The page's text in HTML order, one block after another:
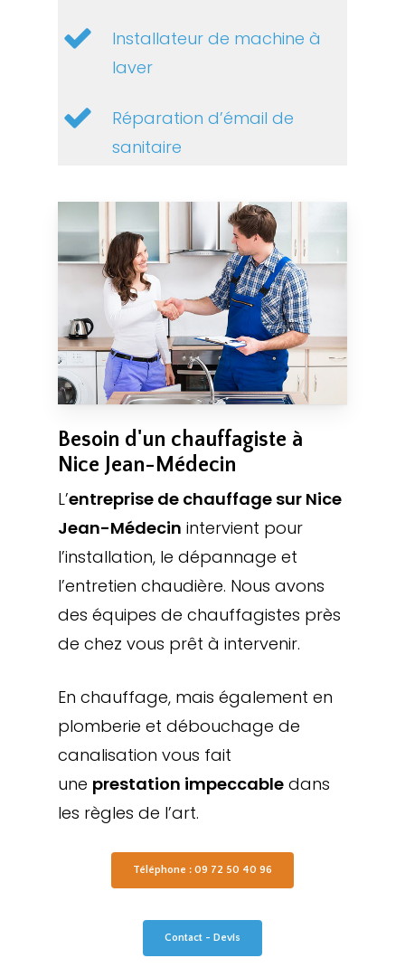
Installateur de machine à
laver
Réparation d’émail de
sanitaire
Besoin d'un chauffagiste à
Nice Jean-Médecin
L’entreprise de chauffage sur Nice
Jean-Médecin intervient pour
l’installation, le dépannage et
l’entretien chaudière. Nous avons
des équipes de chauffagistes près
de chez vous prêt à intervenir.
En chauffage, mais également en
plomberie et débouchage de
canalisation vous fait
une prestation impeccable dans
les règles de l’art.
Téléphone : 09 72 50 40 96
Contact - Devis